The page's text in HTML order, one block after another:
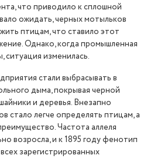
что приводило к сплошной
ожидать, черных мотыльков
птицам, что ставило этот
Однако, когда промышленная
изменилась.
стали выбрасывать в
дыма, покрывая черной
и деревья. Внезапно
стало легче определять птицам, а
Частота аллеля
возросла, и к 1895 году фенотип
зарегистрированных